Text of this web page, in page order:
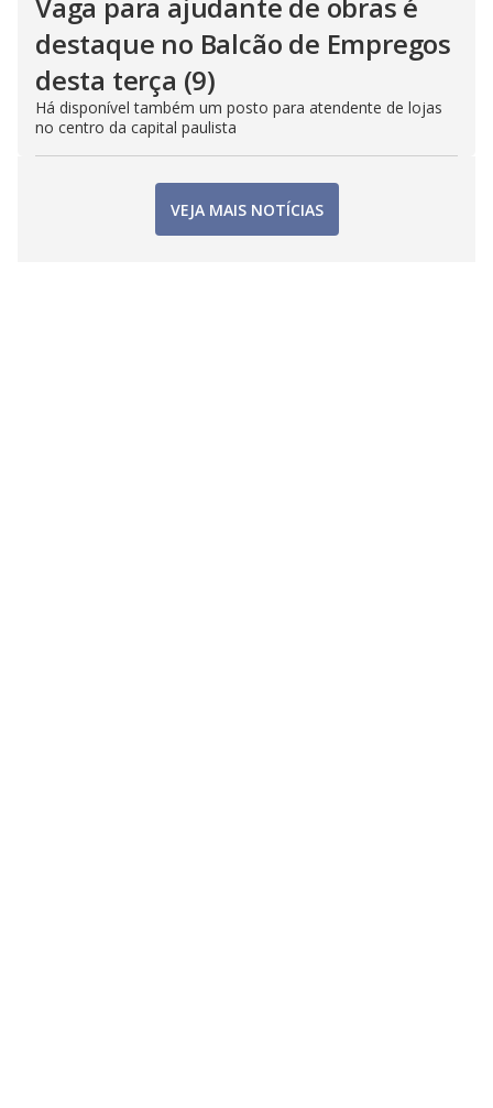
Vaga para ajudante de obras é
destaque no Balcão de Empregos
desta terça (9)
Há disponível também um posto para atendente de lojas
no centro da capital paulista
VEJA MAIS NOTÍCIAS